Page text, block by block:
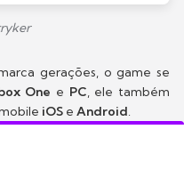
gerações, o game se
One e PC, ele também
iOS e Android.